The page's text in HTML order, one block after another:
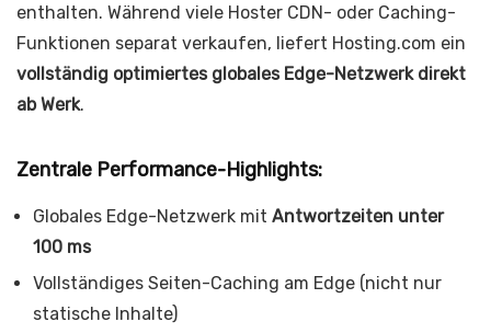
enthalten. Während viele Hoster CDN- oder Caching-
Funktionen separat verkaufen, liefert Hosting.com ein
vollständig optimiertes globales Edge-Netzwerk direkt
ab Werk.
Zentrale Performance-Highlights:
Globales Edge-Netzwerk mit Antwortzeiten unter
100 ms
Vollständiges Seiten-Caching am Edge (nicht nur
statische Inhalte)